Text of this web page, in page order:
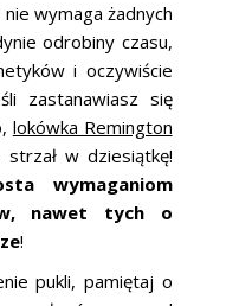
wymaga żadnych
odrobiny czasu,
i oczywiście
zastanawiasz się
lokówka Remington
strzał w dziesiątkę!
wymaganiom
nawet tych o
!
pukli, pamiętaj o